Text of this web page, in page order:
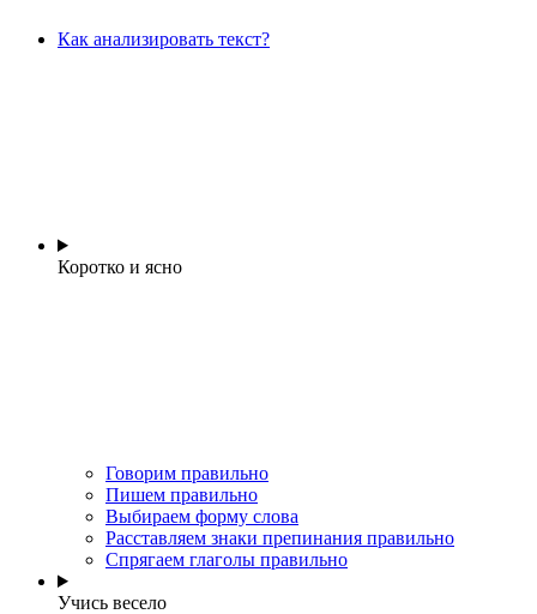
Как анализировать текст?
Коротко и ясно
Говорим правильно
Пишем правильно
Выбираем форму слова
Расставляем знаки препинания правильно
Спрягаем глаголы правильно
Учись весело